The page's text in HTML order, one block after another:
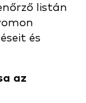
listán
és
az